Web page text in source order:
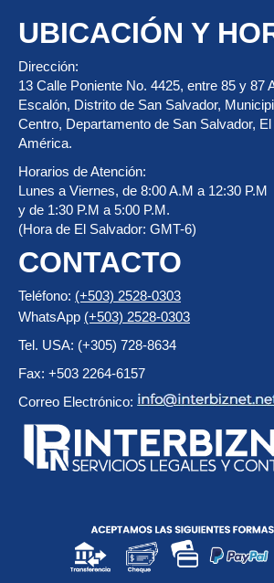
UBICACIÓN Y
Dirección:
13 Calle Poniente No. 4425, entre 85 y 87
Escalón, Distrito de San Salvador,
Centro, Departamento de San Salvador,
América.
Horarios de Atención:
Lunes a Viernes, de 8:00 A.M a 12:30 P.M
y de 1:30 P.M a 5:00 P.M.
(Hora de El Salvador: GMT-6)
CONTACTO
Teléfono: (+503) 2528-0303
WhatsApp (+503) 2528-0303
Tel. USA: (+305) 728-8634
Fax: +503 2264-6157
Correo Electrónico: